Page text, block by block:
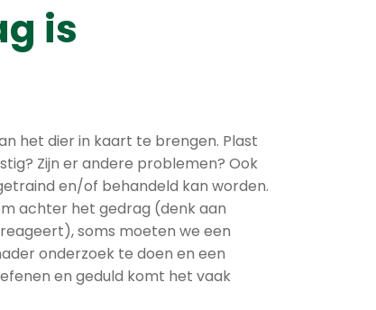
is
het dier in kaart te brengen. Plast
Zijn er andere problemen? Ook
en/of behandeld kan worden.
achter het gedrag (denk aan
soms moeten we een
onderzoek te doen en een
en geduld komt het vaak